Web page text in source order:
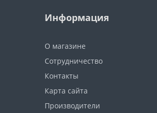
Информация
О магазине
Сотрудничество
Контакты
Карта сайта
Производители